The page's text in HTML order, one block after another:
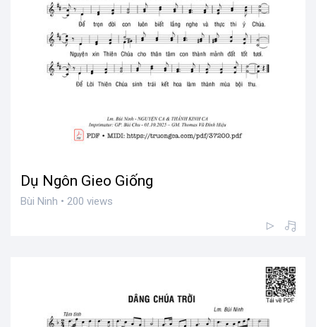
Dụ Ngôn Gieo Giống
Bùi Ninh • 200 views